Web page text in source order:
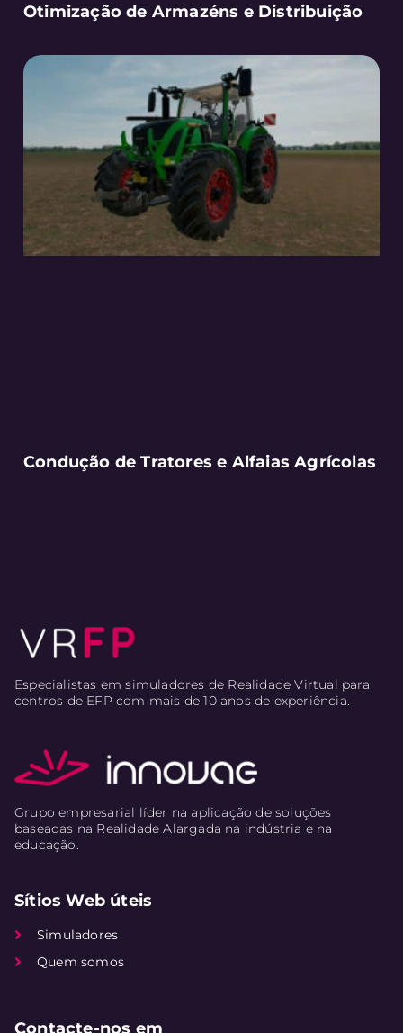
Otimização de Armazéns e Distribuição
Condução de Tratores e Alfaias Agrícolas
Especialistas em simuladores de Realidade Virtual para
centros de EFP com mais de 10 anos de experiência.
Grupo empresarial líder na aplicação de soluções
baseadas na Realidade Alargada na indústria e na
educação.
Sítios Web úteis
Simuladores
Quem somos
Contacte-nos em